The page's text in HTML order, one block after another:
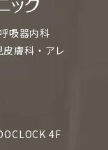
吸器内科
膚科・アレ
4F